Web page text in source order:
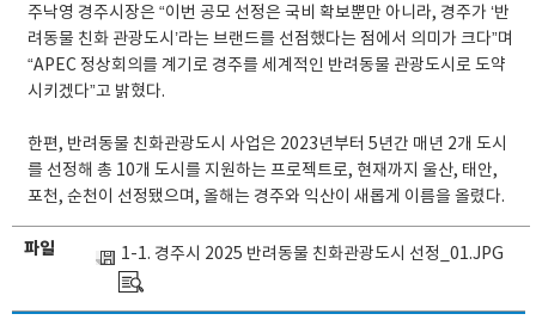
주낙영 경주시장은 “이번 공모 선정은 국비 확보뿐만 아니라, 경주가 ‘반
려동물 친화 관광도시’라는 브랜드를 선점했다는 점에서 의미가 크다”며
“APEC 정상회의를 계기로 경주를 세계적인 반려동물 관광도시로 도약
시키겠다”고 밝혔다.
한편, 반려동물 친화관광도시 사업은 2023년부터 5년간 매년 2개 도시
를 선정해 총 10개 도시를 지원하는 프로젝트로, 현재까지 울산, 태안,
포천, 순천이 선정됐으며, 올해는 경주와 익산이 새롭게 이름을 올렸다.
파일 1-1. 경주시 2025 반려동물 친화관광도시 선정_01.JPG